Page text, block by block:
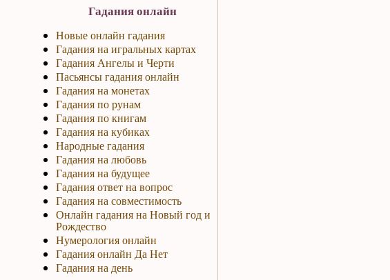
Гадания онлайн
Новые онлайн гадания
Гадания на игральных картах
Гадания Ангелы и Черти
Пасьянсы гадания онлайн
Гадания на монетах
Гадания по рунам
Гадания по книгам
Гадания на кубиках
Народные гадания
Гадания на любовь
Гадания на будущее
Гадания ответ на вопрос
Гадания на совместимость
Онлайн гадания на Новый год и
Рождество
Нумерология онлайн
Гадания онлайн Да Нет
Гадания на день